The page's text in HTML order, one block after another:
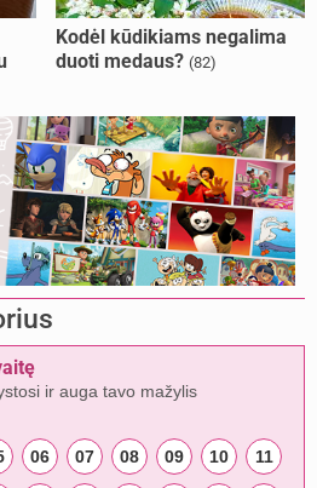
Kodėl kūdikiams negalima
duoti medaus? (82)
ir auga tavo mažylis
06 07 08 09 10 11